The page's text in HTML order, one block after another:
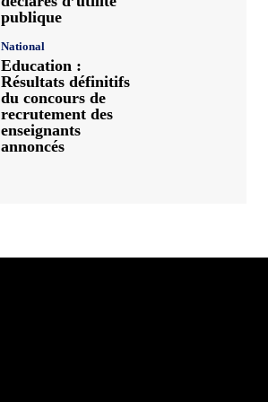
publique
National
Education :
Résultats définitifs
du concours de
recrutement des
enseignants
annoncés